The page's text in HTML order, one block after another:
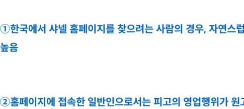
①한국에서 샤넬 홈페이지를 찾으려는 사람의 경우, 자연스
높음
②홈페이지에 접속한 일반인으로서는 피고의 영업행위가